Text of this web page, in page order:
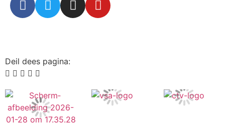
Deil dees pagina: